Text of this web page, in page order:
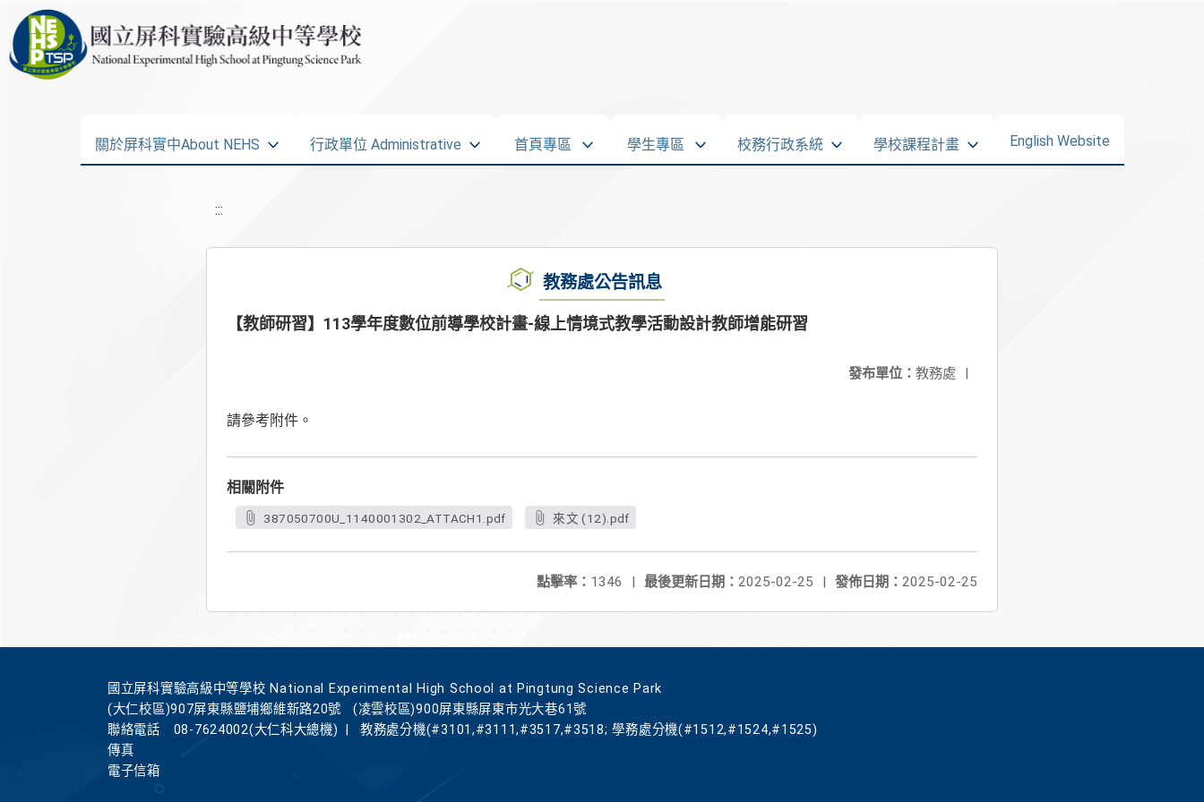
關於屏科實中About NEHS 行政單位 Administrative 首頁專區 學生專區 校務行政系統 學校課程計畫 English Website
:::
教務處公告訊息
【教師研習】113學年度數位前導學校計畫-線上情境式教學活動設計教師增能研習
發布單位： 教務處 |
請參考附件。
相關附件
387050700U_1140001302_ATTACH1.pdf 來文 (12).pdf
發佈日期： 2025-02-25
最後更新日期： 2025-02-25 |
點擊率： 1346 |
國立屏科實驗高級中等學校 National Experimental High School at Pingtung Science Park
(大仁校區)907屏東縣鹽埔鄉維新路20號
(凌雲校區)900屏東縣屏東市光大巷61號
聯絡電話
08-7624002(大仁科大總機)
教務處分機(#3101,#3111,#3517,#3518; 學務處分機(#1512,#1524,#1525)
傳真
電子信箱